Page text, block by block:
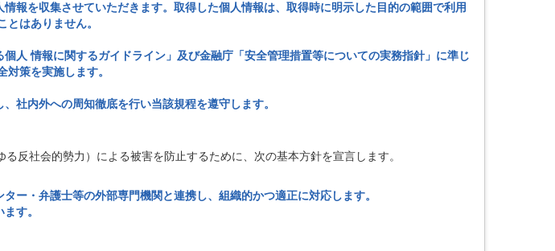
報を収集させていただきます。取得した個人情報は、取得時に明示した目的の範囲で利用
はありません。
人 情報に関するガイドライン」及び金融庁「安全管理措置等についての実務指針」に準じ
策を実施します。
社内外への周知徹底を行い当該規程を遵守します。
反社会的勢力）による被害を防止するために、次の基本方針を宣言します。
ー・弁護士等の外部専門機関と連携し、組織的かつ適正に対応します。
す。